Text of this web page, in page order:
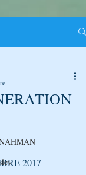
2017